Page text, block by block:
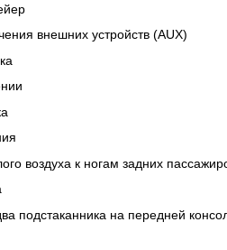
внешних устройств (AUX)
воздуха к ногам задних
подстаканника на передней